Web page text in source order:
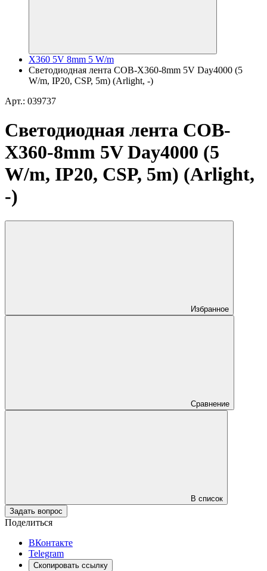
X360 5V 8mm 5 W/m
Светодиодная лента COB-X360-8mm 5V Day4000 (5
W/m, IP20, CSP, 5m) (Arlight, -)
Арт.: 039737
Светодиодная лента COB-
X360-8mm 5V Day4000 (5
W/m, IP20, CSP, 5m) (Arlight,
-)
Избранное
Сравнение
В список
Задать вопрос
Поделиться
ВКонтакте
Telegram
Скопировать ссылку